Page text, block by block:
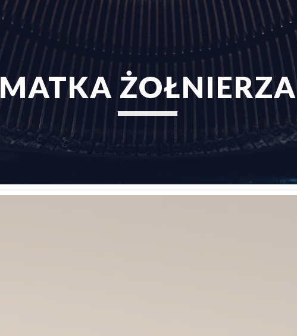
Skip to main content Skip to navigation
MATKA ŻOŁNIERZA